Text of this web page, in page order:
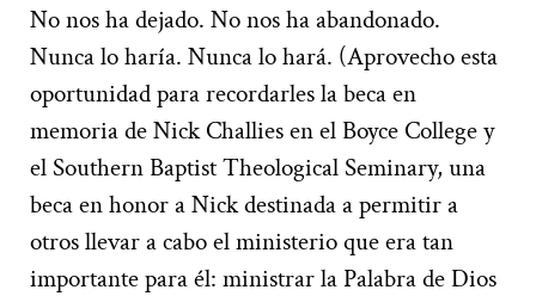
No nos ha dejado. No nos ha abandonado.
Nunca lo haría. Nunca lo hará. (Aprovecho esta
oportunidad para recordarles la beca en
memoria de Nick Challies en el Boyce College y
el Southern Baptist Theological Seminary, una
beca en honor a Nick destinada a permitir a
otros llevar a cabo el ministerio que era tan
importante para él: ministrar la Palabra de Dios